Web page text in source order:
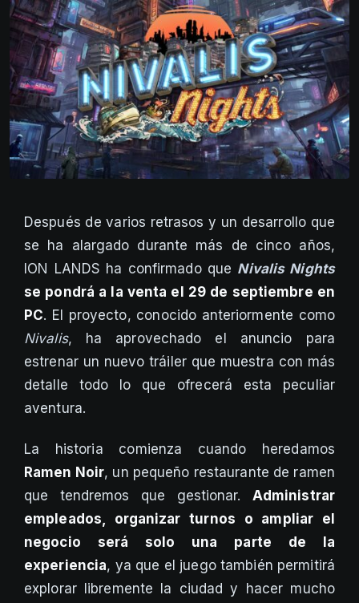
Después de varios retrasos y un desarrollo que
se ha alargado durante más de cinco años,
ION LANDS ha confirmado que Nivalis Nights
se pondrá a la venta el 29 de septiembre en
PC. El proyecto, conocido anteriormente como
Nivalis, ha aprovechado el anuncio para
estrenar un nuevo tráiler que muestra con más
detalle todo lo que ofrecerá esta peculiar
aventura.
La historia comienza cuando heredamos
Ramen Noir, un pequeño restaurante de ramen
que tendremos que gestionar. Administrar
empleados, organizar turnos o ampliar el
negocio será solo una parte de la
experiencia, ya que el juego también permitirá
explorar libremente la ciudad y hacer mucho